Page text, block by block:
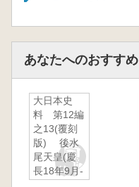
あなたへのおすすめ
大日本史
料 第12編
之13(覆刻
版) 後水
尾天皇(慶
長18年9月-